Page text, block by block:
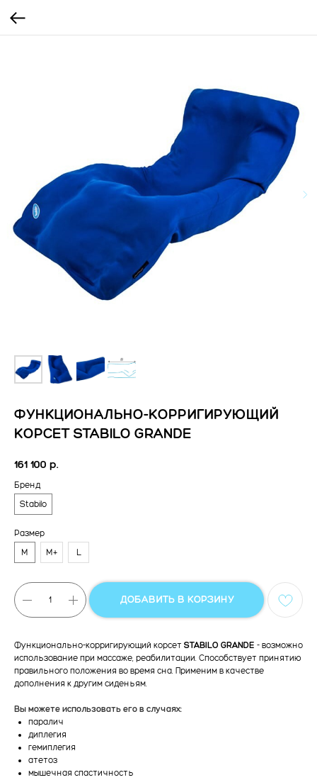
ФУНКЦИОНАЛЬНО-КОРРИГИРУЮЩИЙ
КОРСЕТ STABILO GRANDE
161 100 р.
Бренд
Stabilo
Размер
M
M+ L
ДОБАВИТЬ В КОРЗИНУ
Функционально-корригирующий корсет STABILO GRANDE - возможно
использование при массаже, реабилитации. Способствует принятию
правильного положения во время сна. Применим в качестве
дополнения к другим сиденьям.
Вы можете использовать его в случаях:
паралич
диплегия
гемиплегия
атетоз
мышечная спастичность